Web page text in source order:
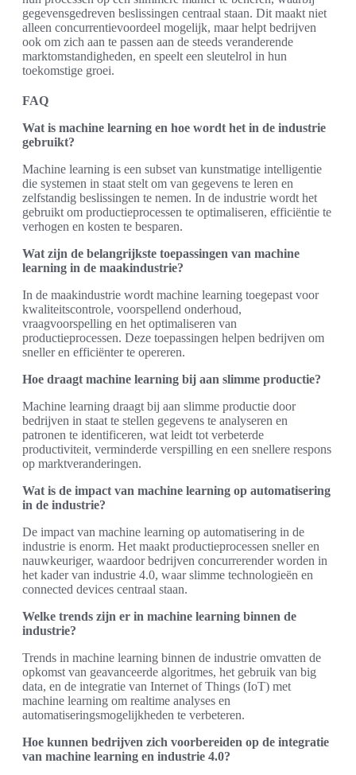
gegevensgedreven beslissingen centraal staan. Dit maakt niet
alleen concurrentievoordeel mogelijk, maar helpt bedrijven
ook om zich aan te passen aan de steeds veranderende
marktomstandigheden, en speelt een sleutelrol in hun
toekomstige groei.
FAQ
Wat is machine learning en hoe wordt het in de industrie
gebruikt?
Machine learning is een subset van kunstmatige intelligentie
die systemen in staat stelt om van gegevens te leren en
zelfstandig beslissingen te nemen. In de industrie wordt het
gebruikt om productieprocessen te optimaliseren, efficiëntie te
verhogen en kosten te besparen.
Wat zijn de belangrijkste toepassingen van machine
learning in de maakindustrie?
In de maakindustrie wordt machine learning toegepast voor
kwaliteitscontrole, voorspellend onderhoud,
vraagvoorspelling en het optimaliseren van
productieprocessen. Deze toepassingen helpen bedrijven om
sneller en efficiënter te opereren.
Hoe draagt machine learning bij aan slimme productie?
Machine learning draagt bij aan slimme productie door
bedrijven in staat te stellen gegevens te analyseren en
patronen te identificeren, wat leidt tot verbeterde
productiviteit, verminderde verspilling en een snellere respons
op marktveranderingen.
Wat is de impact van machine learning op automatisering
in de industrie?
De impact van machine learning op automatisering in de
industrie is enorm. Het maakt productieprocessen sneller en
nauwkeuriger, waardoor bedrijven concurrerender worden in
het kader van industrie 4.0, waar slimme technologieën en
connected devices centraal staan.
Welke trends zijn er in machine learning binnen de
industrie?
Trends in machine learning binnen de industrie omvatten de
opkomst van geavanceerde algoritmes, het gebruik van big
data, en de integratie van Internet of Things (IoT) met
machine learning om realtime analyses en
automatiseringsmogelijkheden te verbeteren.
Hoe kunnen bedrijven zich voorbereiden op de integratie
van machine learning en industrie 4.0?